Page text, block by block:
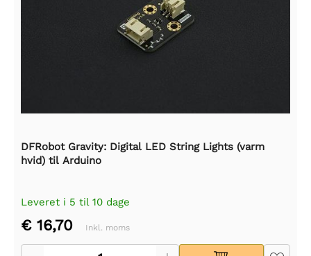
DFRobot Gravity: Digital LED String Lights (varm
hvid) til Arduino
Leveret i 5 til 10 dage
€ 16,70 Inkl. moms